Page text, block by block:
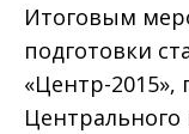
Итоговым
подготовки
«Центр-
Центрального